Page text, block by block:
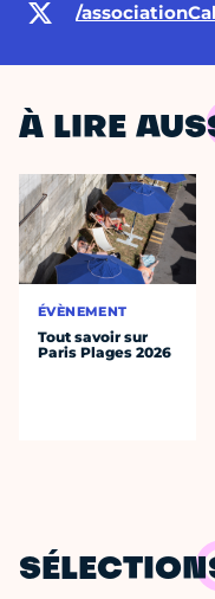
/
À LIRE
ÉVÈNEMENT
Tout savoir sur
Paris Plages 2026